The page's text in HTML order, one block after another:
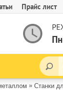
Прайс лист
» Станки